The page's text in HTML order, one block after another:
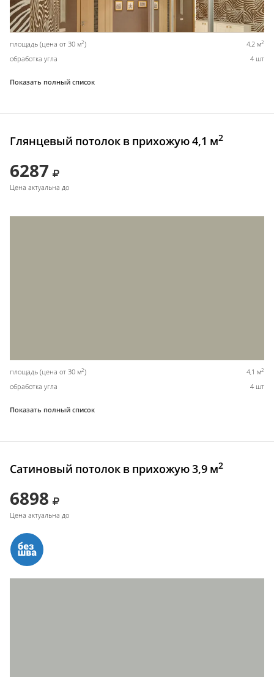
площадь (цена от 30 м2) 4,2 м2
обработка угла 4 шт
Показать полный список
Глянцевый потолок в прихожую 4,1 м2
6287
Цена актуальна до
площадь (цена от 30 м2) 4,1 м2
обработка угла 4 шт
Показать полный список
Сатиновый потолок в прихожую 3,9 м2
6898
Цена актуальна до